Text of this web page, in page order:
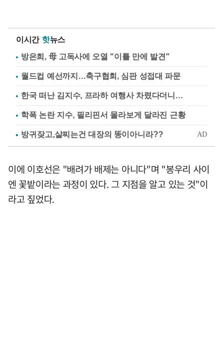
이시간 핫뉴스
방은희, 母 고독사에 오열 "이틀 만에 발견"
월드컵 예선까지…축구협회, 심판 성접대 파문
한국 떠난 김지수, 프라하 여행사 차렸다더니…
학폭 논란 지수, 필리핀서 몰라보게 달라진 근황
이에 이호선은 "배려가 배제는 아니다"며 "봉우리 사이
엔 꽃밭이라는 과정이 있다. 그 지점을 알고 있는 것"이
라고 짚었다.